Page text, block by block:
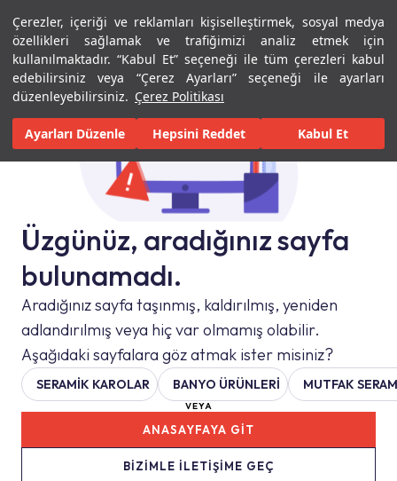
Çerezler, içeriği ve reklamları kişiselleştirmek, sosyal medya
özellikleri sağlamak ve trafiğimizi analiz etmek için
kullanılmaktadır. “Kabul Et” seçeneği ile tüm çerezleri kabul
edebilirsiniz veya “Çerez Ayarları” seçeneği ile ayarları
düzenleyebilirsiniz. Çerez Politikası
Ayarları Düzenle Hepsini Reddet Kabul Et
Menü Menü
Üzgünüz, aradığınız sayfa
bulunamadı.
Aradığınız sayfa taşınmış, kaldırılmış, yeniden
adlandırılmış veya hiç var olmamış olabilir.
Aşağıdaki sayfalara göz atmak ister misiniz?
SERAMIK KAROLAR BANYO ÜRÜNLERİ MUTFAK
VEYA
BİZİMLE İLETİŞİME GEÇ
ANASAYFAYA GİT